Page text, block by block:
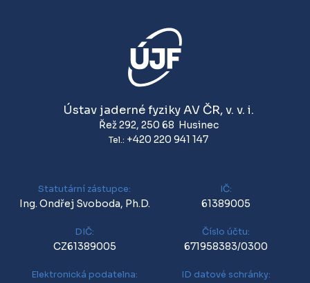
Ústav jaderné fyziky AV ČR, v. v. i.
Řež 292, 250 68 Husinec
Tel.: +420 220 941 147
Statutární zástupce:
Ing. Ondřej Svoboda, Ph.D.
IČ:
61389005
DIČ:
CZ61389005
Číslo účtu:
671958383/0300
Elektronická podatelna: ID datové schránky: